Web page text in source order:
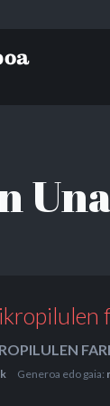
Generoa edo gaia: